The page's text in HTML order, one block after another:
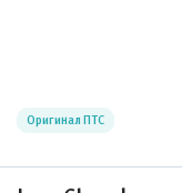
Оригинал ПТС